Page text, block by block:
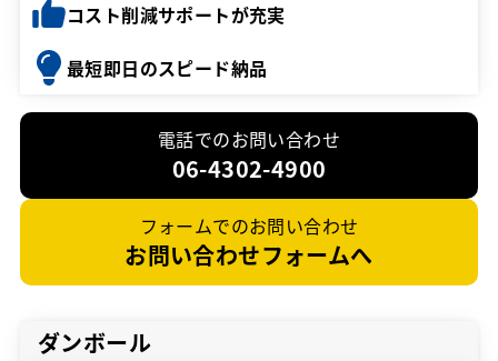
コスト削減サポートが充実
最短即日のスピード納品
電話でのお問い合わせ
06-4302-4900
フォームでのお問い合わせ
お問い合わせフォームへ
ダンボール